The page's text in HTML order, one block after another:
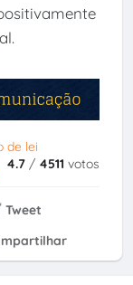
de lei
4.7 / 4511 votos
Tweet